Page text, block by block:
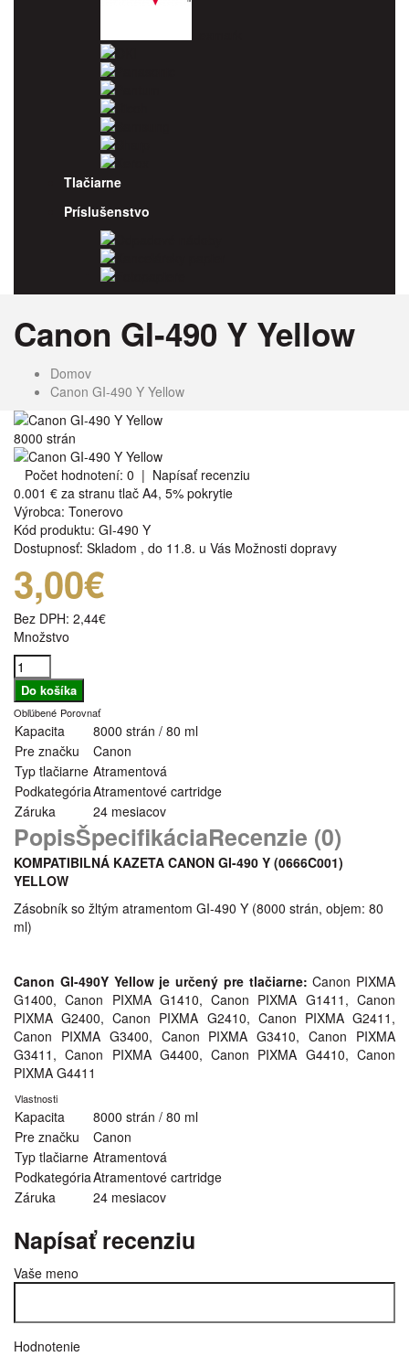
Tlačiarne
Príslušenstvo
Canon GI-490 Y Yellow
Domov
Canon GI-490 Y Yellow
8000 strán
Počet hodnotení: 0 | Napísať recenziu
0.001 € za stranu tlač A4, 5% pokrytie
Výrobca: Tonerovo
Kód produktu: GI-490 Y
Dostupnosť: Skladom , do 11.8. u Vás Možnosti dopravy
3,00€
Bez DPH: 2,44€
Množstvo
Obľúbené Porovnať
Kapacita
8000 strán / 80 ml
Pre značku
Canon
Typ tlačiarne Atramentová
PodkategóriaAtramentové cartridge
Záruka
24 mesiacov
PopisŠpecifikáciaRecenzie (0)
KOMPATIBILNÁ KAZETA CANON GI-490 Y (0666C001)
YELLOW
Zásobník so žltým atramentom GI-490 Y (8000 strán, objem: 80
ml)
Canon GI-490Y Yellow je určený pre tlačiarne:Canon PIXMA
G1400, Canon PIXMA G1410, Canon PIXMA G1411, Canon
PIXMA G2400, Canon PIXMA G2410, Canon PIXMA G2411,
Canon PIXMA G3400, Canon PIXMA G3410, Canon PIXMA
G3411, Canon PIXMA G4400, Canon PIXMA G4410, Canon
PIXMA G4411
Vlastnosti
Kapacita
8000 strán / 80 ml
Pre značku
Canon
Typ tlačiarne Atramentová
PodkategóriaAtramentové cartridge
Záruka
24 mesiacov
Napísať recenziu
Vaše meno
Hodnotenie